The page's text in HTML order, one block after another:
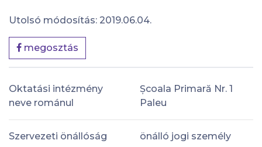
Utolsó módosítás: 2019.06.04.
megosztás
Oktatási intézmény
neve románul
Școala Primară Nr. 1
Paleu
Szervezeti önállóság önálló jogi személy